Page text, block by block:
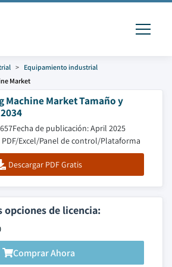
Equipamiento industrial
Market
Machine Market Tamaño y
Fecha de publicación: April 2025
Excel/Panel de control/Plataforma
Descargar PDF Gratis
opciones de licencia:
Comprar Ahora